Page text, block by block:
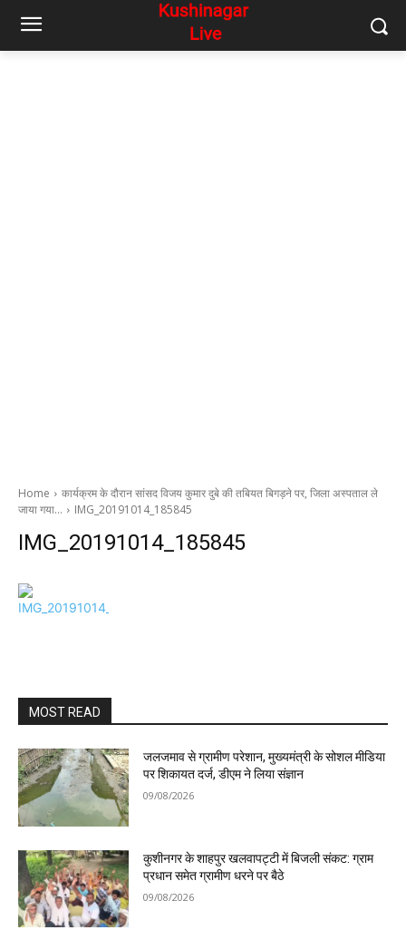
Home
कार्यक्रम के दौरान सांसद विजय कुमार दुबे की तबियत बिगड़ने पर, जिला अस्पताल ले
जाया गया…
IMG_20191014_185845
IMG_20191014_185845
MOST READ
जलजमाव से ग्रामीण परेशान, मुख्यमंत्री के सोशल मीडिया
पर शिकायत दर्ज, डीएम ने लिया संज्ञान
09/08/2026
कुशीनगर के शाहपुर खलवापट्टी में बिजली संकट: ग्राम
प्रधान समेत ग्रामीण धरने पर बैठे
09/08/2026